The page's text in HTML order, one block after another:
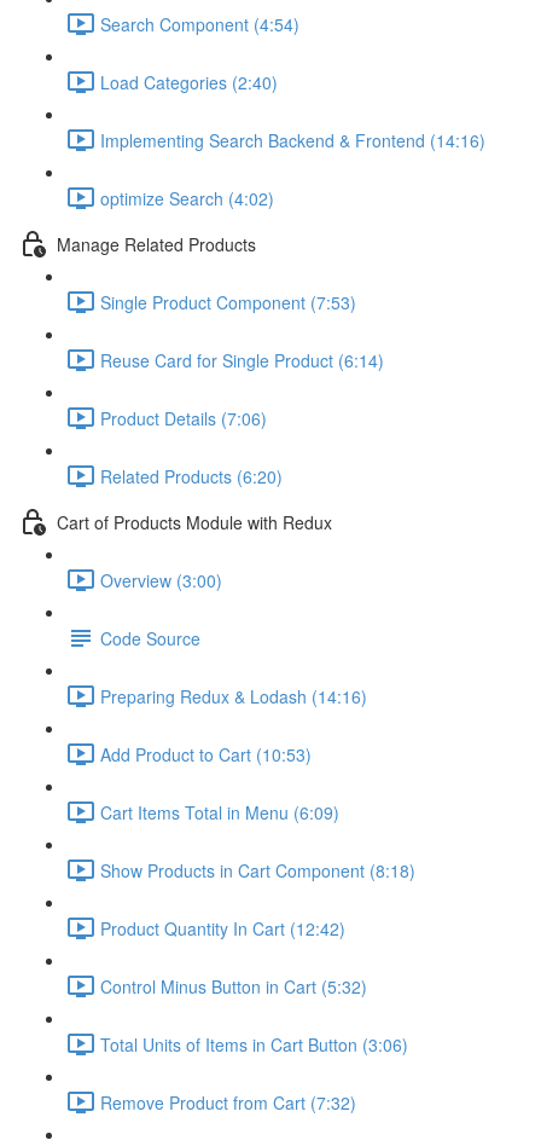
Search Component (4:54)
Load Categories (2:40)
Implementing Search Backend & Frontend (14:16)
optimize Search (4:02)
Manage Related Products
Single Product Component (7:53)
Reuse Card for Single Product (6:14)
Product Details (7:06)
Related Products (6:20)
Cart of Products Module with Redux
Overview (3:00)
Code Source
Preparing Redux & Lodash (14:16)
Add Product to Cart (10:53)
Cart Items Total in Menu (6:09)
Show Products in Cart Component (8:18)
Product Quantity In Cart (12:42)
Control Minus Button in Cart (5:32)
Total Units of Items in Cart Button (3:06)
Remove Product from Cart (7:32)